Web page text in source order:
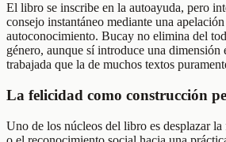
El libro se inscribe en la autoayuda, pero
consejo instantáneo mediante una
autoconocimiento. Bucay no elimina del
género, aunque sí introduce una dimensión
trabajada que la de muchos textos
La felicidad como construcción
Uno de los núcleos del libro es desplazar